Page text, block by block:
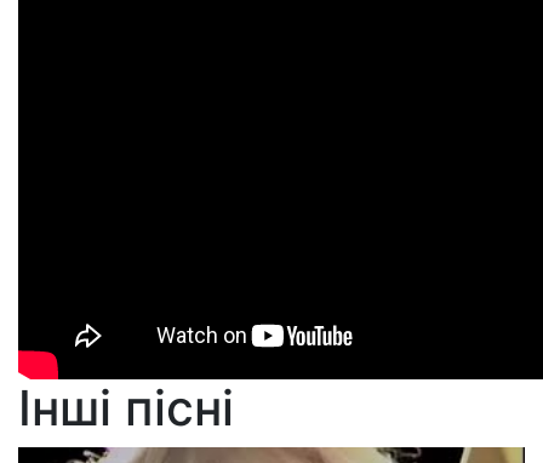
Інші пісні